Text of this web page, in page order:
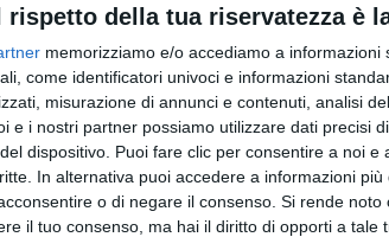
rispetto della tua riservatezza è
memorizziamo e/o accediamo a
come identificatori univoci e informazioni
misurazione di annunci e contenuti, analisi
e i nostri partner possiamo utilizzare dati precisi
dispositivo. Puoi fare clic per consentire a noi
In alternativa puoi accedere a informazioni
o di negare il consenso. Si rende noto
il tuo consenso, ma hai il diritto di opporti a tale
Cosma e Damiano, a cui i bitontini
7 AGOSTO 2026
Piazza Aldo Moro, SI-
«Proroga della
cancella ritardi del